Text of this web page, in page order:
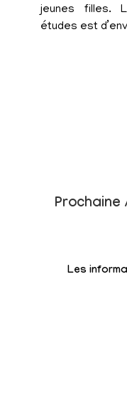
jeunes filles.
études est
Prochaine
Les